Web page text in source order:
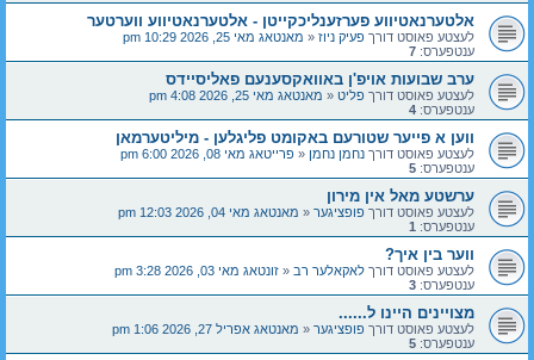
אלטערנאטיווע פערזענליכקייטן - אלטערנאטיווע ווערטער
לעצטע פאוסט דורך פעיק ניוז « מאנטאג מאי 25, 2026 10:29 pm
ענטפערס: 7
ערב שבועות אויפ'ן באוואקסענעם פאליסיידס
לעצטע פאוסט דורך פליט « מאנטאג מאי 25, 2026 4:08 pm
ענטפערס: 4
ווען א פייער שטורעם באקומט פליגלען - מיליטערמאן
לעצטע פאוסט דורך נחמן נחמן « פרייטאג מאי 08, 2026 6:00 pm
ענטפערס: 5
ערשטע מאל אין מירון
לעצטע פאוסט דורך פופציגער « מאנטאג מאי 04, 2026 12:03 pm
ענטפערס: 1
ווער בין איך?
לעצטע פאוסט דורך לאקאלער רב « זונטאג מאי 03, 2026 3:28 pm
ענטפערס: 3
מצויינים היינו ל......
לעצטע פאוסט דורך פופציגער « מאנטאג אפריל 27, 2026 1:06 pm
ענטפערס: 5